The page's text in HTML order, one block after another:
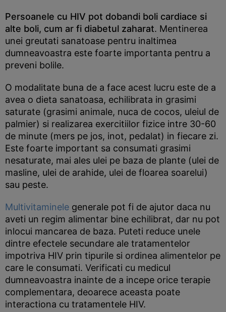
Persoanele cu HIV pot dobandi boli cardiace si
alte boli, cum ar fi diabetul zaharat. Mentinerea
unei greutati sanatoase pentru inaltimea
dumneavoastra este foarte importanta pentru a
preveni bolile.
O modalitate buna de a face acest lucru este de a
avea o dieta sanatoasa, echilibrata in grasimi
saturate (grasimi animale, nuca de cocos, uleiul de
palmier) si realizarea exercitiilor fizice intre 30-60
de minute (mers pe jos, inot, pedalat) in fiecare zi.
Este foarte important sa consumati grasimi
nesaturate, mai ales ulei pe baza de plante (ulei de
masline, ulei de arahide, ulei de floarea soarelui)
sau peste.
Multivitaminele generale pot fi de ajutor daca nu
aveti un regim alimentar bine echilibrat, dar nu pot
inlocui mancarea de baza. Puteti reduce unele
dintre efectele secundare ale tratamentelor
impotriva HIV prin tipurile si ordinea alimentelor pe
care le consumati. Verificati cu medicul
dumneavoastra inainte de a incepe orice terapie
complementara, deoarece aceasta poate
interactiona cu tratamentele HIV.